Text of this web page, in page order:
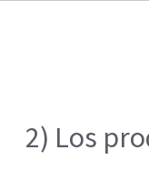
2) Los